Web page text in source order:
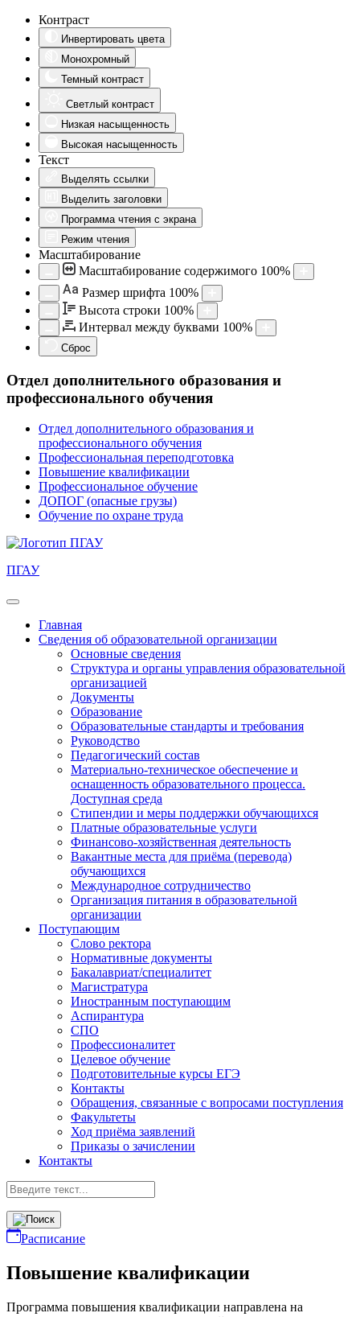
Контраст
Инвертировать цвета
Монохромный
Темный контраст
Светлый контраст
Низкая насыщенность
Высокая насыщенность
Текст
Выделять ссылки
Выделить заголовки
Программа чтения с экрана
Режим чтения
Масштабирование
Масштабирование содержимого 100%
Aa Размер шрифта 100%
Высота строки 100%
Интервал между буквами 100%
Сброс
Отдел дополнительного образования и
профессионального обучения
Отдел дополнительного образования и
профессионального обучения
Профессиональная переподготовка
Повышение квалификации
Профессиональное обучение
ДОПОГ (опасные грузы)
Обучение по охране труда
ПГАУ
Главная
Сведения об образовательной организации
Основные сведения
Структура и органы управления образовательной
организацией
Документы
Образование
Образовательные стандарты и требования
Руководство
Педагогический состав
Материально-техническое обеспечение и
оснащенность образовательного процесса.
Доступная среда
Стипендии и меры поддержки обучающихся
Платные образовательные услуги
Финансово-хозяйственная деятельность
Вакантные места для приёма (перевода)
обучающихся
Международное сотрудничество
Организация питания в образовательной
организации
Поступающим
Слово ректора
Нормативные документы
Бакалавриат/специалитет
Магистратура
Иностранным поступающим
Аспирантура
СПО
Профессионалитет
Целевое обучение
Подготовительные курсы ЕГЭ
Контакты
Обращения, связанные с вопросами поступления
Факультеты
Ход приёма заявлений
Приказы о зачислении
Контакты
Расписание
Повышение квалификации
Программа повышения квалификации направлена на